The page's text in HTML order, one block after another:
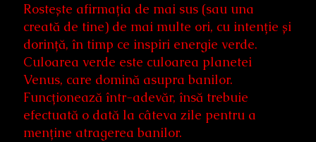
Rostește afirmația de mai sus (sau una
creată de tine) de mai multe ori, cu intenție și
dorință, în timp ce inspiri energie verde.
Culoarea verde este culoarea planetei
Venus, care domină asupra banilor.
Funcționează într-adevăr, însă trebuie
efectuată o dată la câteva zile pentru a
menține atragerea banilor.